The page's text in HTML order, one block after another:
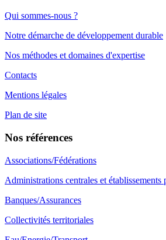
Qui sommes-nous ?
Notre démarche de développement durable
Nos méthodes et domaines d'expertise
Contacts
Mentions légales
Plan de site
Nos références
Associations/Fédérations
Administrations centrales et établissements
Banques/Assurances
Collectivités territoriales